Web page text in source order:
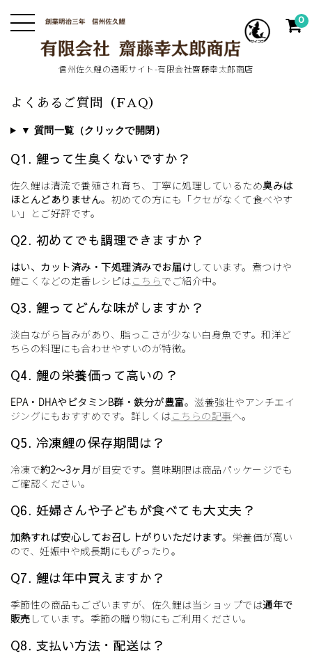
信州佐久鯉の通販サイト-有限会社齋藤幸太郎商店
0
よくあるご質問（FAQ）
▼ 質問一覧（クリックで開閉）
Q1. 鯉って生臭くないですか？
佐久鯉は清流で養殖され育ち、丁寧に処理しているため臭みは
ほとんどありません。初めての方にも「クセがなくて食べやす
い」とご好評です。
Q2. 初めてでも調理できますか？
はい、カット済み・下処理済みでお届け しています。煮つけや
鯉こくなどの定番レシピはこちらでご紹介中。
Q3. 鯉ってどんな味がしますか？
淡白ながら旨みがあり、脂っこさが少ない白身魚です。和洋ど
ちらの料理にも合わせやすいのが特徴。
Q4. 鯉の栄養価って高いの？
EPA・DHAやビタミンB群・鉄分が豊富。滋養強壮やアンチエイ
ジングにもおすすめです。詳しくはこちらの記事へ。
Q5. 冷凍鯉の保存期間は？
冷凍で約2〜3ヶ月が目安です。賞味期限は商品パッケージでも
ご確認ください。
Q6. 妊婦さんや子どもが食べても大丈夫？
加熱すれば安心してお召し上がりいただけます。栄養価が高い
ので、妊娠中や成長期にもぴったり。
Q7. 鯉は年中買えますか？
季節性の商品もございますが、佐久鯉は当ショップでは通年で
販売 しています。季節の贈り物にもご利用ください。
Q8. 支払い方法・配送は？